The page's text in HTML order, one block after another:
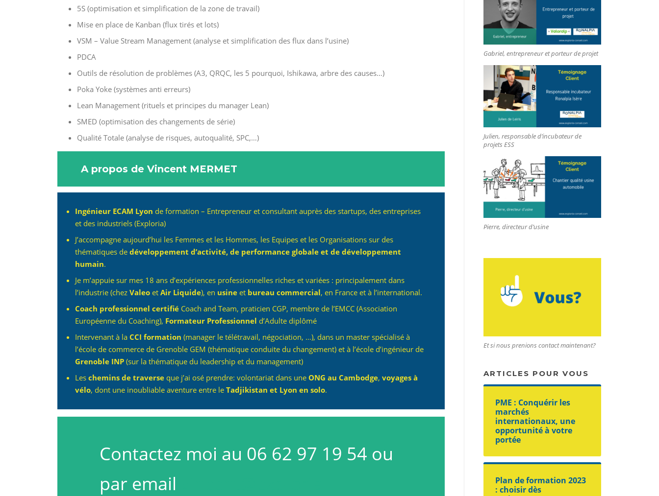
5S (optimisation et simplification de la zone de travail)
Mise en place de Kanban (flux tirés et lots)
VSM – Value Stream Management (analyse et simplification des flux dans l’usine)
PDCA
Outils de résolution de problèmes (A3, QRQC, les 5 pourquoi, Ishikawa, arbre des causes…)
Poka Yoke (systèmes anti erreurs)
Lean Management (rituels et principes du manager Lean)
SMED (optimisation des changements de série)
Qualité Totale (analyse de risques, autoqualité, SPC,…)
A propos de Vincent MERMET
Ingénieur ECAM Lyon de formation – Entrepreneur et consultant auprès des startups, des entreprises
et des industriels (Exploria)
J’accompagne aujourd’hui les Femmes et les Hommes, les Equipes et les Organisations sur des
thématiques de développement d’activité, de performance globale et de développement
humain.
Je m’appuie sur mes 18 ans d’expériences professionnelles riches et variées : principalement dans
l’industrie (chez Valeoet Air Liquide), en usineet bureau commercial, en France et à l’international.
Coach professionnel certifiéCoach and Team, praticien CGP, membre de l’EMCC (Association
Européenne du Coaching), Formateur Professionnel d’Adulte diplômé
Intervenant à la CCI formation (manager le télétravail, négociation, …), dans un master spécialisé à
l’école de commerce de Grenoble GEM (thématique conduite du changement) et à l’école d’ingénieur de
Grenoble INP(sur la thématique du leadership et du management)
Les chemins de traverseque j’ai osé prendre: volontariat dans une ONG au Cambodge, voyages à
vélo, dont une inoubliable aventure entre le Tadjikistan et Lyon en solo.
Contactez moi au 06 62 97 19 54 ou
par email
Gabriel, entrepreneur et porteur de projet
Julien, responsable d’incubateur de
projets ESS
Pierre, directeur d’usine
Et si nous prenions contact maintenant?
ARTICLES POUR VOUS
PME : Conquérir les
marchés
internationaux, une
opportunité à votre
portée
Plan de formation 2023
: choisir dès